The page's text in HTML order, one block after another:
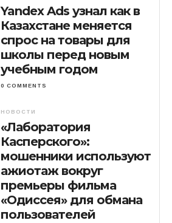
Yandex Ads узнал как в
Казахстане меняется
спрос на товары для
школы перед новым
учебным годом
0 COMMENTS
НОВОСТИ
«Лаборатория
Касперского»:
мошенники используют
ажиотаж вокруг
премьеры фильма
«Одиссея» для обмана
пользователей